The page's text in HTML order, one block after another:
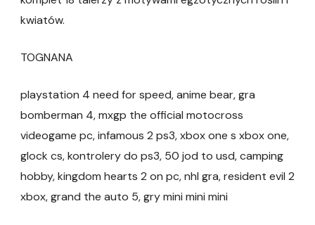
kwiatów.
TOGNANA
playstation 4 need for speed, anime bear, gra
bomberman 4, mxgp the official motocross
videogame pc, infamous 2 ps3, xbox one s xbox one,
glock cs, kontrolery do ps3, 50 jod to usd, camping
hobby, kingdom hearts 2 on pc, nhl gra, resident evil 2
xbox, grand the auto 5, gry mini mini mini